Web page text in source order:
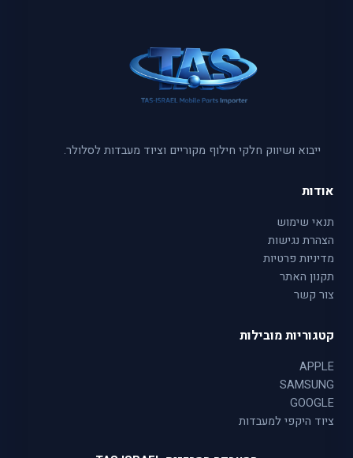
ייבוא ושיווק חלקי חילוף מקוריים וציוד מעבדות לסלולר.
אודות
תנאי שימוש
הצהרת נגישות
מדיניות פרטיות
תקנון האתר
צור קשר
קטגוריות מובילות
APPLE
SAMSUNG
GOOGLE
ציוד היקפי למעבדות